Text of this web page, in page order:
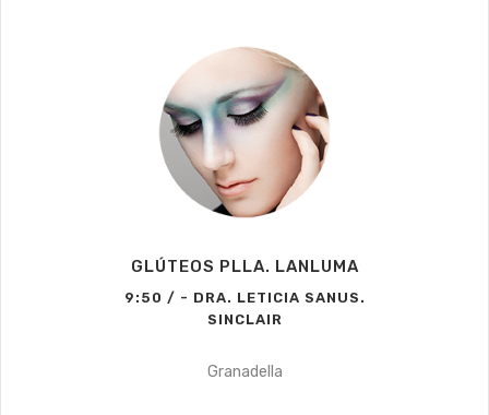
GLÚTEOS PLLA. LANLUMA
9:50 / - DRA. LETICIA SANUS.
SINCLAIR
Granadella